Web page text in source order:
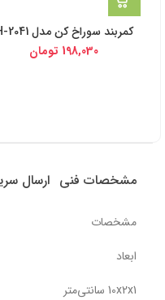
کمربند سوراخ کن مدل H-2041
198,030 تومان
مشخصات فنی ارسال
مشخصات
ابعاد
10x2x1 سانتی‌متر